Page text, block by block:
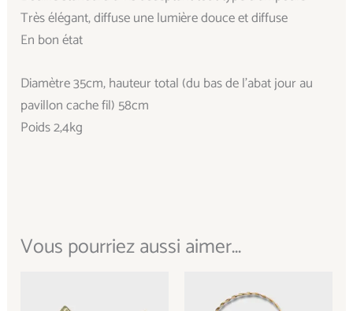
Très élégant, diffuse une lumière douce et diffuse
En bon état
Diamètre 35cm, hauteur total (du bas de l’abat jour au
pavillon cache fil) 58cm
Poids 2,4kg
Vous pourriez aussi aimer...